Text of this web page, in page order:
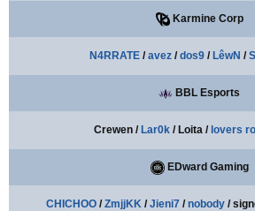
Karmine Corp
N4RRATE /avez /dos9 / LêwN /
BBL Esports
Crewen / Lar0k / Loita / lovers
EDward Gaming
CHICHOO /ZmjjKK /Jieni7 /nobody /